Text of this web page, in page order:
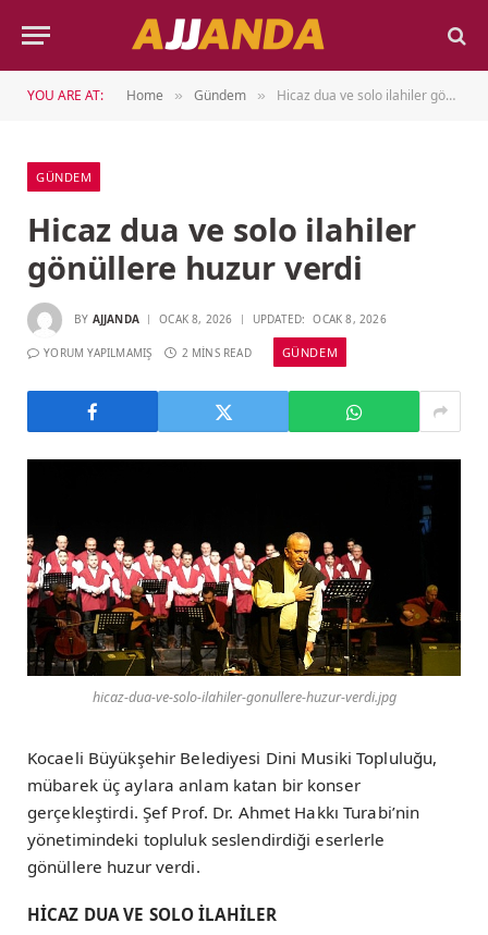
YOU ARE AT: Home » Gündem » Hicaz dua ve solo ilahiler gönüllere huzur verdi
GÜNDEM
Hicaz dua ve solo ilahiler
gönüllere huzur verdi
BY AJJANDA OCAK 8, 2026 UPDATED: OCAK 8, 2026
YORUM YAPILMAMIŞ 2 MINS READ GÜNDEM
hicaz-dua-ve-solo-ilahiler-gonullere-huzur-verdi.jpg
Kocaeli Büyükşehir Belediyesi Dini Musiki Topluluğu,
mübarek üç aylara anlam katan bir konser
gerçekleştirdi. Şef Prof. Dr. Ahmet Hakkı Turabi’nin
yönetimindeki topluluk seslendirdiği eserlerle
gönüllere huzur verdi.
HİCAZ DUA VE SOLO İLAHİLER